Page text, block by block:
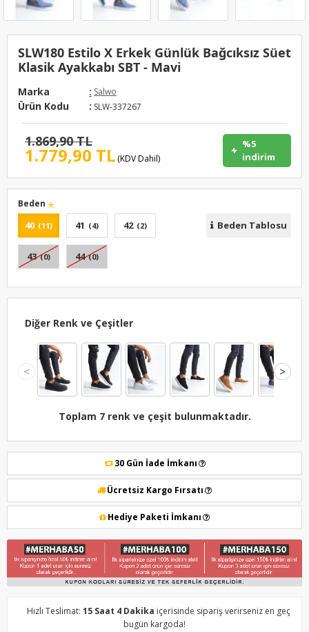
SLW180 Estilo X Erkek Günlük Bağcıksız Süet
Klasik Ayakkabı SBT - Mavi
Marka : Salwo
Ürün Kodu : SLW-337267
1.779,90 TL (KDV Dahil)
1.869,90 TL
%5
indirim
Beden
40 (11) 41 (4) 42 (2)
43 (0) 44 (0)
Beden Tablosu
Diğer Renk ve Çeşitler
< >
Toplam 7 renk ve çeşit bulunmaktadır.
30 Gün İade İmkanı
Ücretsiz Kargo Fırsatı
Hediye Paketi İmkanı
Hızlı Teslimat:15 Saat 4 Dakika içerisinde sipariş verirseniz en geç
bugün kargoda!